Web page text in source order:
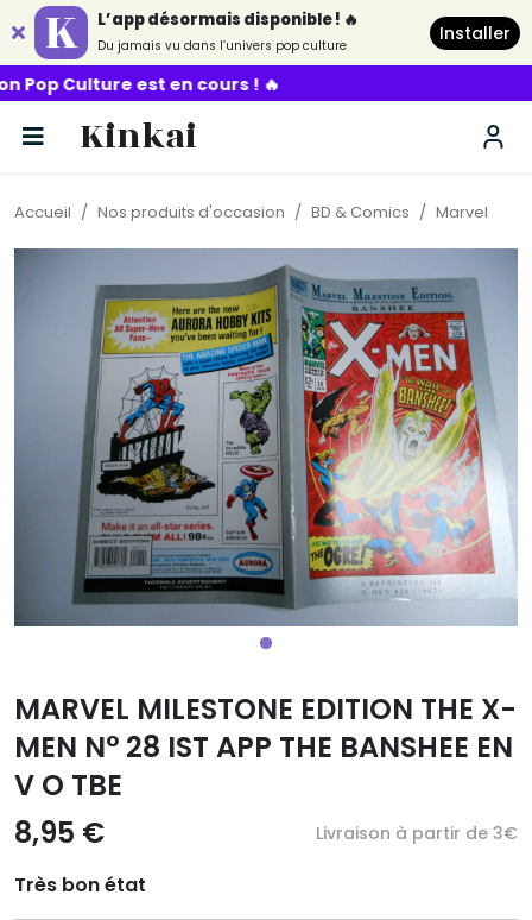
L’app désormais disponible ! 🔥
Du jamais vu dans l’univers pop culture
Installer
en cours ! 🔥
Kinkai
Accueil Nos produits d'occasion BD & Comics Marvel
MARVEL MILESTONE EDITION THE X-
MEN N° 28 IST APP THE BANSHEE EN
V O TBE
8,95 €
Livraison à partir de 3€
Très bon état